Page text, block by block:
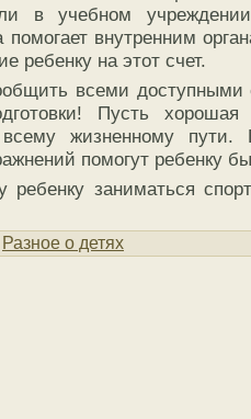
в учебном
внутренним
ребенку на этот счет.
всеми доступными
Пусть
жизненному пути.
помогут ребенку
ребенку заниматься
Разное о детях